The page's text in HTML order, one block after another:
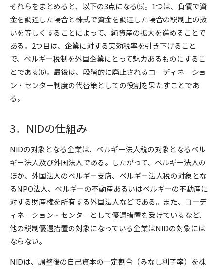
それらをまとめると、以下の3点になる⑸。1つは、負債で資
金を調達した場合と株式で資金を調達した場合の税制上の扱
いを等しくすることによって、純資産の拡大を進めることで
ある。2つ目は、企業に対する実効税率を引き下げること
で、ベルギー税制を外国企業にとって魅力あるものにするこ
とである⑹。最後は、段階的に廃止されるコーディネーショ
ン・センター制度の代替策としての役割を果たすことであ
る。
3．NIDの仕組み
NIDの対象となる企業は、ベルギー法人税の対象となるベル
ギー法人及び外国法人である。したがって、ベルギー法人の
ほか、外国法人のベルギー支店、ベルギー法人税の対象とな
るNPO法人、ベルギーの不動産あるいはベルギーの不動産に
対する財産権を所有する外国法人などである。また、コーデ
ィネーション・センターとして優遇措置を受けているなど、
他の税制優遇措置の対象になっている企業はNIDの対象には
ならない。
NIDは、調整後の自己資本の一定割合（みなし利子率）を株